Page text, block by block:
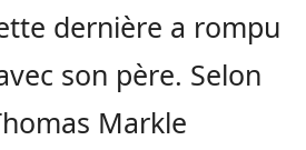
dernière a rompu
son père. Selon
Markle